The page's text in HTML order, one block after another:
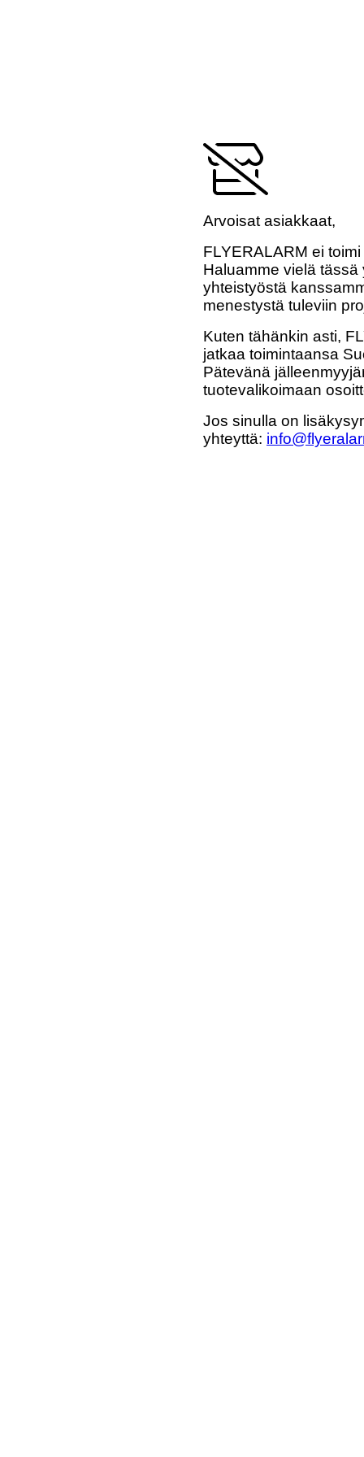
Arvoisat asiakkaat,
FLYERALARM ei
Haluamme vielä
yhteistyöstä
menestystä tuleviin
Kuten tähänkin asti,
jatkaa toimintaansa
Pätevänä
tuotevalikoimaan
Jos sinulla on
yhteyttä: